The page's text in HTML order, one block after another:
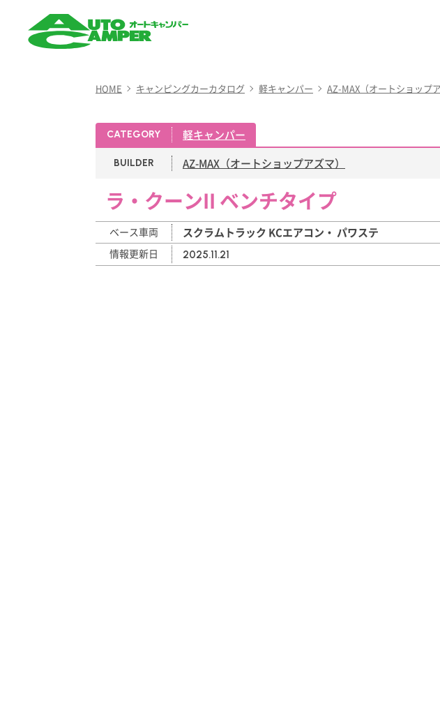
キャンパー）
HOME キャンピングカーカタログ 軽キャンパー AZ-MAX（オートショップア
CATEGORY 軽キャンパー
BUILDER AZ-MAX（オートショップアズマ）
ラ・クーンII ベンチタイプ
ベース車両 スクラムトラック KCエアコン・ パワステ
情報更新日 2025.11.21